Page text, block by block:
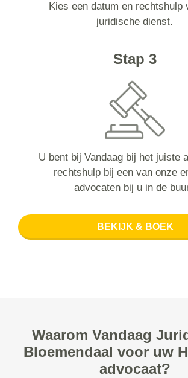
Kies een datum en rechtshulp
juridische dienst.
Stap 3
U bent bij Vandaag bij het juiste
rechtshulp bij een van onze
advocaten bij u in de
BEKIJK & BOEK
Waarom Vandaag
Bloemendaal voor uw
advocaat?